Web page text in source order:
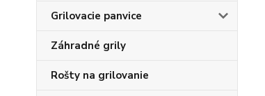
Grilovacie panvice
Záhradné grily
Rošty na grilovanie